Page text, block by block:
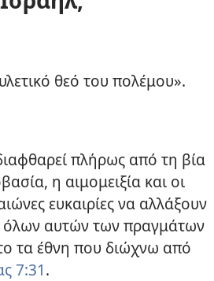
θεό του πολέμου».
πλήρως από τη βία
η αιμομειξία και οι
ευκαιρίες να αλλάξουν
όλων αυτών των πραγμάτων
τα έθνη που διώχνω από
7:31.